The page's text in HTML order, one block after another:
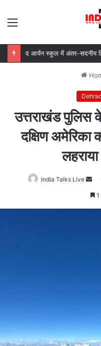
उत्तराखंड पुलिस
दक्षिण
India Talks Live
an
1